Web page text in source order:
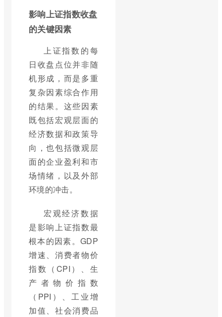
影响上证指数收盘
的关键因素
上证指数的每
日收盘点位并非随
机形成，而是多重
复杂因素综合作用
的结果。这些因素
既包括宏观层面的
经济数据和政策导
向，也包括微观层
面的企业盈利和市
场情绪，以及外部
环境的冲击。
宏观经济数据
是影响上证指数最
根本的因素。GDP
增速、消费者物价
指数（CPI）、生
产者物价指数
（PPI）、工业增
加值、社会消费品